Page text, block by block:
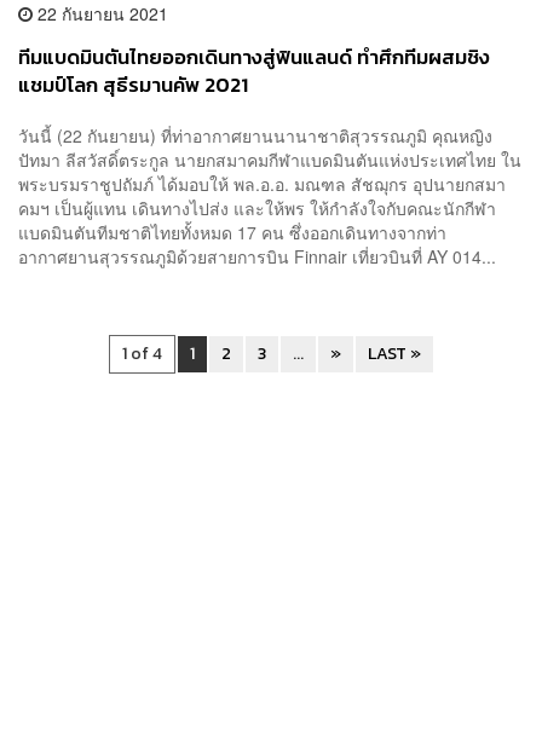
22 กันยายน 2021
ทีมแบดมินตันไทยออกเดินทางสู่ฟินแลนด์ ทำศึกทีมผสมชิง
แชมป์โลก สุธีรมานคัพ 2021
วันนี้ (22 กันยายน) ที่ท่าอากาศยานนานาชาติสุวรรณภูมิ คุณหญิง
ปัทมา ลีสวัสดิ์ตระกูล นายกสมาคมกีฬาแบดมินตันแห่งประเทศไทย ใน
พระบรมราชูปถัมภ์ ได้มอบให้ พล.อ.อ. มณฑล สัชฌุกร อุปนายกสมา
คมฯ เป็นผู้แทน เดินทางไปส่ง และให้พร ให้กำลังใจกับคณะนักกีฬา
แบดมินตันทีมชาติไทยทั้งหมด 17 คน ซึ่งออกเดินทางจากท่า
อากาศยานสุวรรณภูมิด้วยสายการบิน Finnair เที่ยวบินที่ AY 014...
1 of 4 1 2 3 ... » LAST »